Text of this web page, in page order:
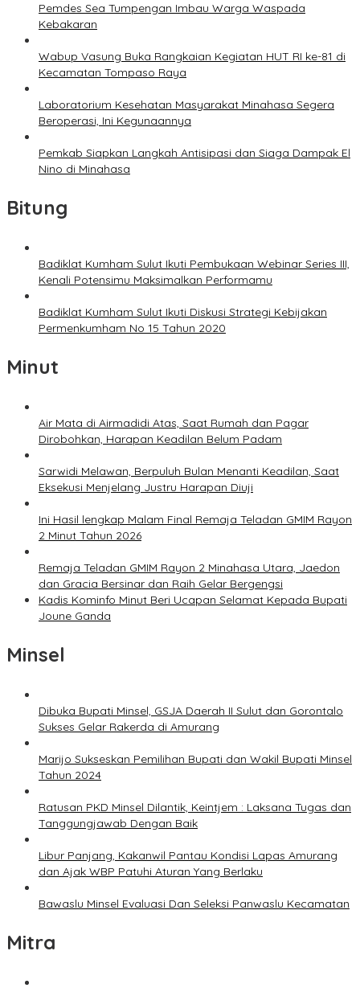
Pemdes Sea Tumpengan Imbau Warga Waspada
Kebakaran
Wabup Vasung Buka Rangkaian Kegiatan HUT RI ke-81 di
Kecamatan Tompaso Raya
Laboratorium Kesehatan Masyarakat Minahasa Segera
Beroperasi, Ini Kegunaannya
Pemkab Siapkan Langkah Antisipasi dan Siaga Dampak El
Nino di Minahasa
Bitung
Badiklat Kumham Sulut Ikuti Pembukaan Webinar Series III,
Kenali Potensimu Maksimalkan Performamu
Badiklat Kumham Sulut Ikuti Diskusi Strategi Kebijakan
Permenkumham No 15 Tahun 2020
Minut
Air Mata di Airmadidi Atas, Saat Rumah dan Pagar
Dirobohkan, Harapan Keadilan Belum Padam
Sarwidi Melawan, Berpuluh Bulan Menanti Keadilan, Saat
Eksekusi Menjelang Justru Harapan Diuji
Ini Hasil lengkap Malam Final Remaja Teladan GMIM Rayon
2 Minut Tahun 2026
Remaja Teladan GMIM Rayon 2 Minahasa Utara, Jaedon
dan Gracia Bersinar dan Raih Gelar Bergengsi
Kadis Kominfo Minut Beri Ucapan Selamat Kepada Bupati
Joune Ganda
Minsel
Dibuka Bupati Minsel, GSJA Daerah II Sulut dan Gorontalo
Sukses Gelar Rakerda di Amurang
Marijo Sukseskan Pemilihan Bupati dan Wakil Bupati Minsel
Tahun 2024
Ratusan PKD Minsel Dilantik, Keintjem : Laksana Tugas dan
Tanggungjawab Dengan Baik
Libur Panjang, Kakanwil Pantau Kondisi Lapas Amurang
dan Ajak WBP Patuhi Aturan Yang Berlaku
Bawaslu Minsel Evaluasi Dan Seleksi Panwaslu Kecamatan
Mitra